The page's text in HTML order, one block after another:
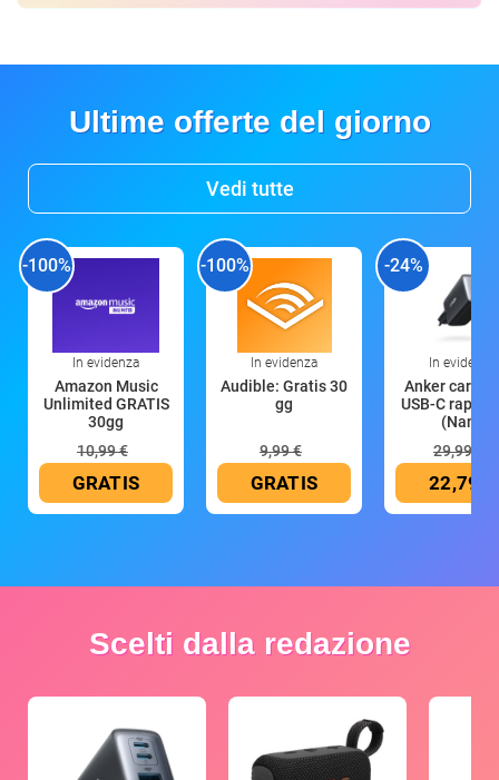
Ultime offerte del giorno
Vedi tutte
-100%
In evidenza
Amazon Music
Unlimited GRATIS
30gg
10,99 €
GRATIS
-100%
In evidenza
Audible: Gratis 30
gg
9,99 €
GRATIS
-24%
In evidenza
Anker
USB-C rapido
(Nano
29,99 €
22,79 €
Scelti dalla redazione